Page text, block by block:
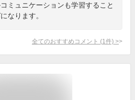
ミュニケーションも学習すること
なります。
全てのおすすめコメント (1 件) >